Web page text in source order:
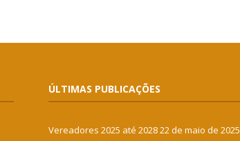
ÚLTIMAS PUBLICAÇÕES
Vereadores 2025 até 202822 de maio de 2025